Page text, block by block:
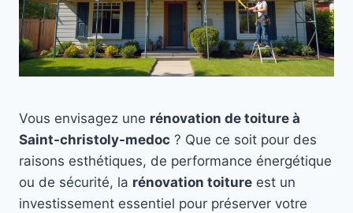
Vous envisagez une rénovation de toiture à
Saint-christoly-medoc ? Que ce soit pour des
raisons esthétiques, de performance énergétique
ou de sécurité, la rénovation toiture est un
investissement essentiel pour préserver votre